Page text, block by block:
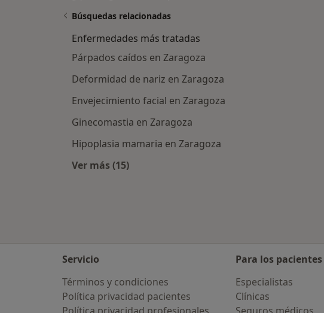
Búsquedas relacionadas
Enfermedades más tratadas
Párpados caídos en Zaragoza
Deformidad de nariz en Zaragoza
Envejecimiento facial en Zaragoza
Ginecomastia en Zaragoza
Hipoplasia mamaria en Zaragoza
Ver más (15)
Servicio
Términos y condiciones
Política privacidad pacientes
Para los pacientes
Especialistas
Clínicas